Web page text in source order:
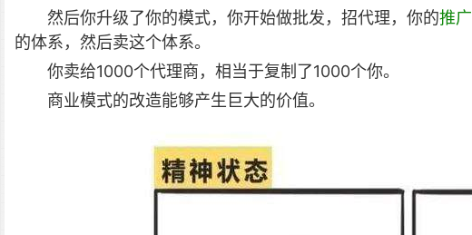
然后你升级了你的模式，你开始做批发，招代理，你的推广
的体系，然后卖这个体系。
你卖给1000个代理商，相当于复制了1000个你。
商业模式的改造能够产生巨大的价值。